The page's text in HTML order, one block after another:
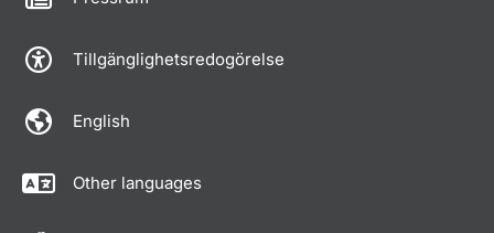
Tillgänglighetsredogörelse
English
Other languages